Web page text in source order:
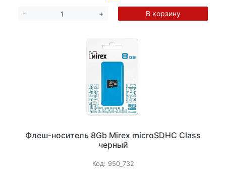
- + В корзину
Флеш-носитель 8Gb Mirex microSDHC Class
черный
Код: 950_732